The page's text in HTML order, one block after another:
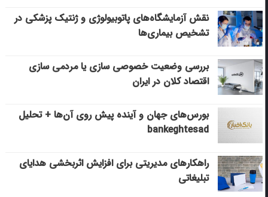
نقش آزمایشگاه‌های پاتوبیولوژی و ژنتیک پزشکی در
تشخیص بیماری‌ها
بررسی وضعیت خصوصی سازی یا مردمی سازی
اقتصاد کلان در ایران
بورس‌های جهان و آینده پیش روی آن‌ها + تحلیل
bankeghtesad
راهکارهای مدیریتی برای افزایش اثربخشی هدایای
تبلیغاتی